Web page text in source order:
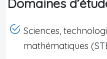
Domaines
Sciences,
mathématiques